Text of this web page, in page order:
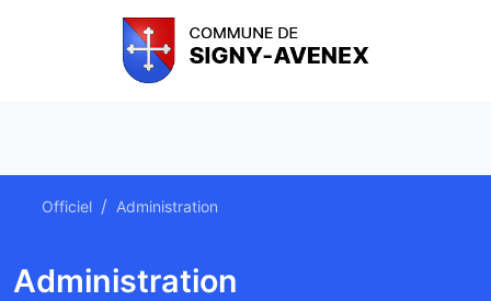
Officiel Administration
Administration